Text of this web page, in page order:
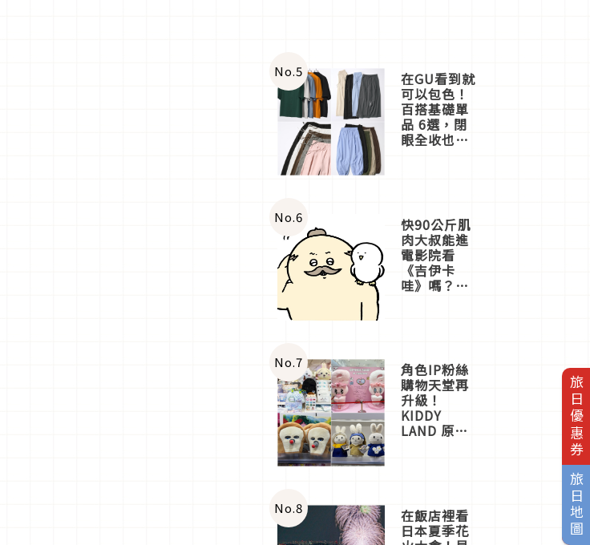
旅日優惠券
旅日地圖
No.5 在GU看到就
可以包色！
百搭基礎單
品 6選，閉
眼全收也不
No.6 快90公斤肌
肉大叔能進
電影院看
《吉伊卡
哇》嗎？日
一同給出了
答案
No.7 角色IP粉絲
購物天堂再
升級！
KIDDY
LAND 原宿
店3分即達
No.8 在飯店裡看
日本夏季花